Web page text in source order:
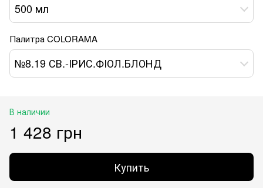
500 мл
Палитра COLORAMA
№8.19 СВ.-ІРИС.ФІОЛ.БЛОНД
В наличии
1 428 грн
Купить